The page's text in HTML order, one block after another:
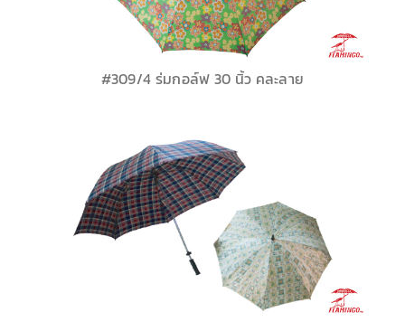
#309/4 ร่มกอล์ฟ 30 นิ้ว คละลาย